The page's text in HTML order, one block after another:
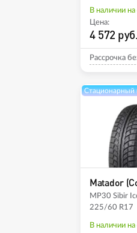
В наличии
Цена:
4 572 руб.
Рассрочка
Стационарный
Matador
MP30 Sibir
225/60 R17
В наличии